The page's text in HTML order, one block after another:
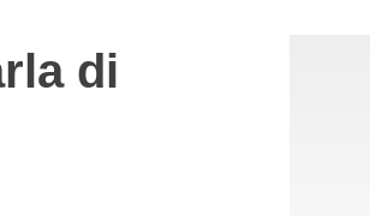
di